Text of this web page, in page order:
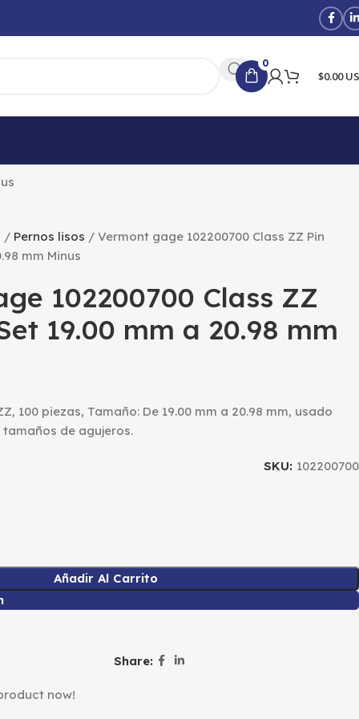
0
$0.00
Pernos lisos
Vermont gage 102200700 Class ZZ Pin
mm Minus
102200700 Class ZZ
19.00 mm a 20.98 mm
100 piezas, Tamaño: De 19.00 mm a 20.98 mm, usado
de agujeros.
SKU: 102200700
Añadir Al Carrito
Share:
now!